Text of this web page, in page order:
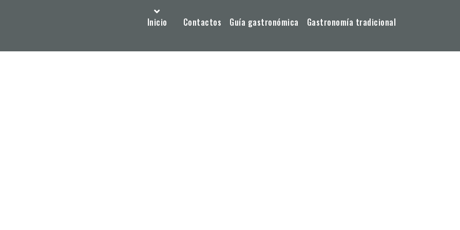
Inicio Contactos Guía gastronómica Gastronomía tradicional